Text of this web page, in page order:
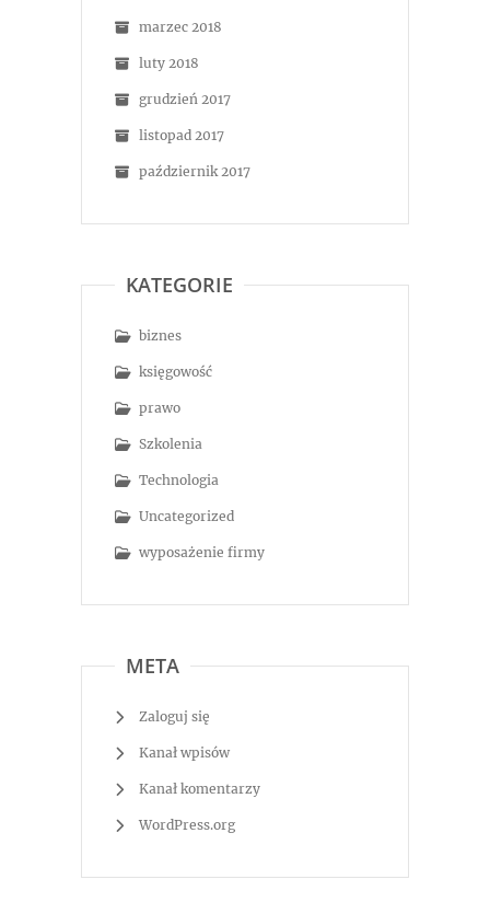
marzec 2018
luty 2018
grudzień 2017
listopad 2017
październik 2017
KATEGORIE
biznes
księgowość
prawo
Szkolenia
Technologia
Uncategorized
wyposażenie firmy
META
Zaloguj się
Kanał wpisów
Kanał komentarzy
WordPress.org